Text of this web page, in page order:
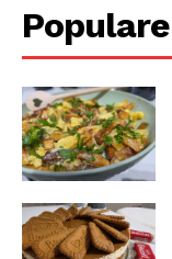
Populare